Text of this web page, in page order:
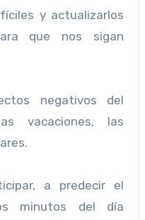
y actualizarlos
que nos sigan
negativos del
vacaciones, las
a predecir el
minutos del día